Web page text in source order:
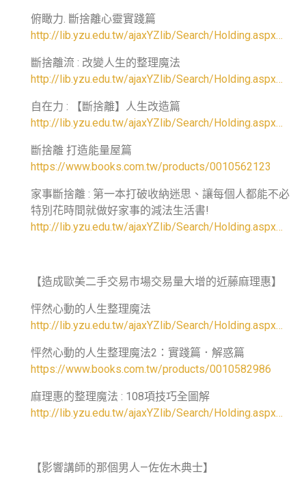
俯瞰力. 斷捨離心靈實踐篇
http://lib.yzu.edu.tw/ajaxYZlib/Search/Holding.aspx…
斷捨離流 : 改變人生的整理魔法
http://lib.yzu.edu.tw/ajaxYZlib/Search/Holding.aspx…
自在力 : 【斷捨離】人生改造篇
http://lib.yzu.edu.tw/ajaxYZlib/Search/Holding.aspx…
斷捨離 打造能量屋篇
https://www.books.com.tw/products/0010562123
家事斷捨離 : 第一本打破收納迷思、讓每個人都能不必
特別花時間就做好家事的減法生活書!
http://lib.yzu.edu.tw/ajaxYZlib/Search/Holding.aspx…
【造成歐美二手交易市場交易量大增的近藤麻理惠】
怦然心動的人生整理魔法
http://lib.yzu.edu.tw/ajaxYZlib/Search/Holding.aspx…
怦然心動的人生整理魔法2：實踐篇．解惑篇
https://www.books.com.tw/products/0010582986
麻理惠的整理魔法 : 108項技巧全圖解
http://lib.yzu.edu.tw/ajaxYZlib/Search/Holding.aspx…
【影響講師的那個男人—佐佐木典士】